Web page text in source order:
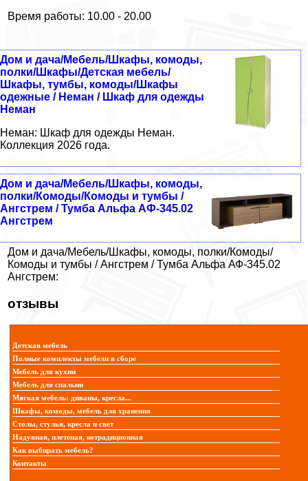
Время работы: 10.00 - 20.00
Дом и дача/Мебель/Шкафы, комоды,
полки/Шкафы/Детская мебель/
Шкафы, тумбы, комоды/Шкафы
одежные / Неман / Шкаф для одежды
Неман
Неман: Шкаф для одежды Неман.
Коллекция 2026 года.
Дом и дача/Мебель/Шкафы, комоды,
полки/Комоды/Комоды и тумбы /
Ангстрем / Тумба Альфа АФ-345.02
Ангстрем
Дом и дача/Мебель/Шкафы, комоды, полки/Комоды/
Комоды и тумбы / Ангстрем / Тумба Альфа АФ-345.02
Ангстрем:
отзывы
Детская мебель
Полные комплекты мебели в сборе
Мебель для кухни
Мебель для спальни
Мягкая мебель: диваны, кресла...
Шкафы, комоды, мебель для хранения
Столы, стулья, кресла и свет
Надувная, плетеная, нетрадиционная
Как выбирать мебель?
Контакты